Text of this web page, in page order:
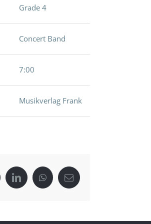
Grade 4
Concert Band
7:00
Musikverlag Frank
LinkedInWhatsApp
E-
Mail